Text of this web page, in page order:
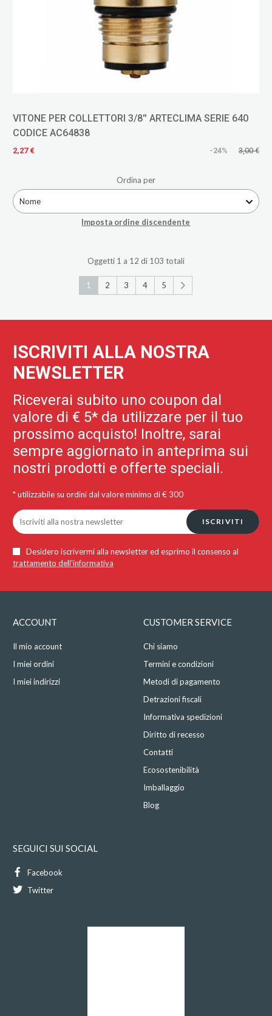
VITONE PER COLLETTORI 3/8'' ARTECLIMA SERIE 640
CODICE AC64838
2,27 € -24% 3,00 €
Ordina per
Nome
Imposta ordine discendente
Oggetti 1 a 12 di 103 totali
1 2 3 4 5
ISCRIVITI ALLA NOSTRA
NEWSLETTER
Riceverai subito uno coupon dal
valore di € 5* da utilizzare per il tuo
prossimo acquisto! Inoltre, sarai
sempre aggiornato in anteprima sui
nostri prodotti e offerte speciali.
* utilizzabile su ordini dal valore minimo di € 300
ISCRIVITI
Desidero iscrivermi alla newsletter ed esprimo il consenso al
trattamento dell'informativa
ACCOUNT
Il mio account
I miei ordini
I miei indirizzi
CUSTOMER SERVICE
Chi siamo
Termini e condizioni
Metodi di pagamento
Detrazioni fiscali
Informativa spedizioni
Diritto di recesso
Contatti
Ecosostenibilità
Imballaggio
Blog
SEGUICI SUI SOCIAL
Facebook
Twitter